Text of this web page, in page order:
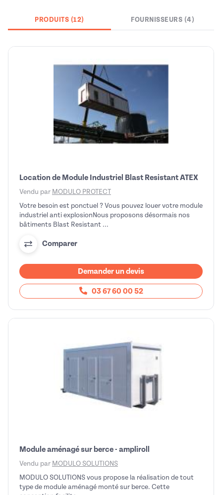
PRODUITS (12) FOURNISSEURS (4)
Location de Module Industriel Blast Resistant ATEX
Vendu par MODULO PROTECT
Votre besoin est ponctuel ? Vous pouvez louer votre module
industriel anti explosionNous proposons désormais nos
bâtiments Blast Resistant ...
Comparer
Demander un devis
03 67 60 00 52
Module aménagé sur berce - ampliroll
Vendu par MODULO SOLUTIONS
MODULO SOLUTIONS vous propose la réalisation de tout
type de module aménagé monté sur berce. Cette